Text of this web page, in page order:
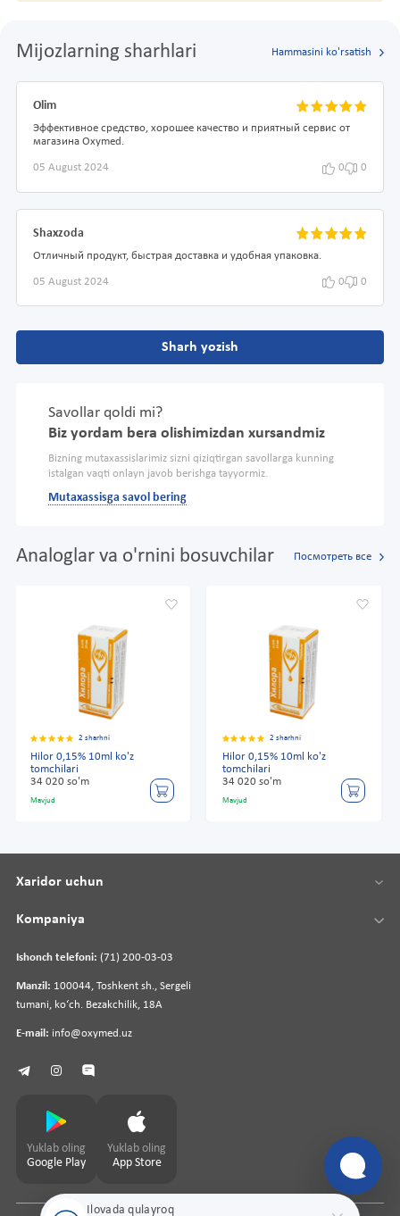
Mijozlarning sharhlari Hammasini ko'rsatish
Olim
Эффективное средство, хорошее качество и приятный сервис от
магазина Oxymed.
05 August 2024 0 0
Shaxzoda
Отличный продукт, быстрая доставка и удобная упаковка.
05 August 2024 0 0
Sharh yozish
Savollar qoldi mi?
Biz yordam bera olishimizdan xursandmiz
Bizning mutaxassislarimiz sizni qiziqtirgan savollarga kunning
istalgan vaqti onlayn javob berishga tayyormiz.
Mutaxassisga savol bering
Analoglar va o'rnini bosuvchilar Посмотреть все
2 sharhni
Hilor 0,15% 10ml ko'z
tomchilari
34 020 so'm
Mavjud
2 sharhni
Hilor 0,15% 10ml ko'z
tomchilari
34 020 so'm
Mavjud
Ilovada qulayroq
Ishonch telefoni: (71) 200-03-03
Manzil: 100044, Toshkent sh., Sergeli
tumani, koʻch. Bezakchilik, 18A
E-mail: info@oxymed.uz
Xaridor uchun
Kompaniya
Yuklab oling
Google Play
Yuklab oling
App Store